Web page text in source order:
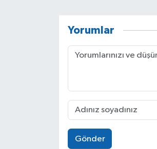
Yorumlar
Gönder